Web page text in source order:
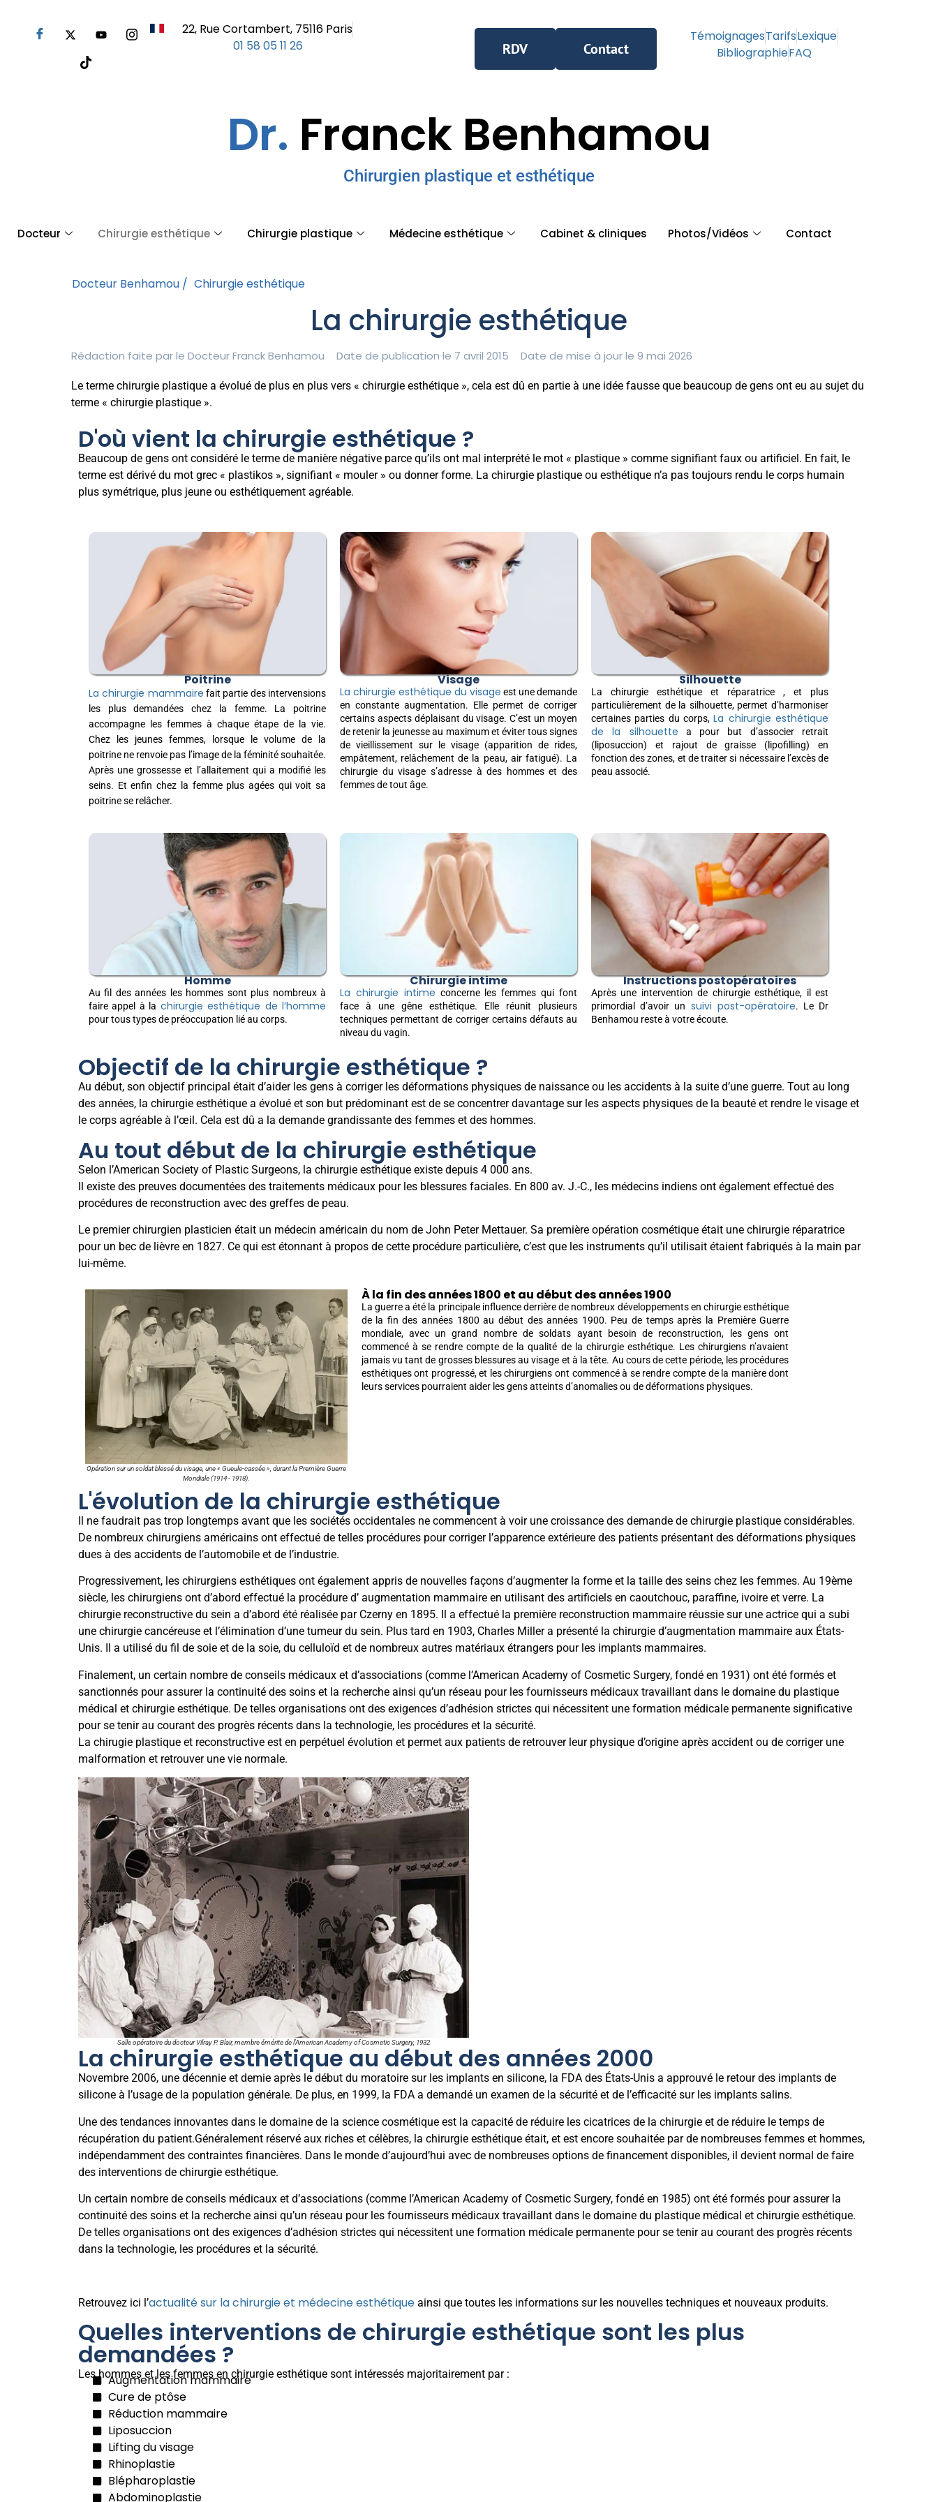
22, Rue Cortambert, 75116 Paris
01 58 05 11 26
RDV Contact
TémoignagesTarifsLexique
BibliographieFAQ
Dr. Franck Benhamou
Chirurgien plastique et esthétique
Docteur Chirurgie esthétique Chirurgie plastique Médecine esthétique Cabinet & cliniques Photos/Vidéos Contact
Docteur Benhamou / Chirurgie esthétique
La chirurgie esthétique
Rédaction faite par le Docteur Franck Benhamou Date de publication le 7 avril 2015 Date de mise à jour le 9 mai 2026
Le terme chirurgie plastique a évolué de plus en plus vers « chirurgie esthétique », cela est dû en partie à une idée fausse que beaucoup de gens ont eu au sujet du
terme « chirurgie plastique ».
D'où vient la chirurgie esthétique ?
Beaucoup de gens ont considéré le terme de manière négative parce qu’ils ont mal interprété le mot « plastique » comme signifiant faux ou artificiel. En fait, le
terme est dérivé du mot grec « plastikos », signifiant « mouler » ou donner forme. La chirurgie plastique ou esthétique n’a pas toujours rendu le corps humain
plus symétrique, plus jeune ou esthétiquement agréable.
Poitrine
La chirurgie mammaire fait partie des intervensions
les plus demandées chez la femme. La poitrine
accompagne les femmes à chaque étape de la vie.
Chez les jeunes femmes, lorsque le volume de la
poitrine ne renvoie pas l’image de la féminité souhaitée.
Après une grossesse et l’allaitement qui a modifié les
seins. Et enfin chez la femme plus agées qui voit sa
poitrine se relâcher.
Visage
La chirurgie esthétique du visage est une demande
en constante augmentation. Elle permet de corriger
certains aspects déplaisant du visage. C’est un moyen
de retenir la jeunesse au maximum et éviter tous signes
de vieillissement sur le visage (apparition de rides,
empâtement, relâchement de la peau, air fatigué). La
chirurgie du visage s’adresse à des hommes et des
femmes de tout âge.
Silhouette
La chirurgie esthétique et réparatrice , et plus
particulièrement de la silhouette, permet d’harmoniser
certaines parties du corps,La chirurgie esthétique
de la silhouette a pour but d’associer retrait
(liposuccion) et rajout de graisse (lipofilling) en
fonction des zones, et de traiter si nécessaire l’excès de
peau associé.
Homme
Au fil des années les hommes sont plus nombreux à
faire appel à la chirurgie esthétique de l’homme
pour tous types de préoccupation lié au corps.
Chirurgie intime
La chirurgie intime concerne les femmes qui font
face à une gêne esthétique. Elle réunit plusieurs
techniques permettant de corriger certains défauts au
niveau du vagin.
Instructions postopératoires
Après une intervention de chirurgie esthétique, il est
primordial d’avoir un suivi post-opératoire. Le Dr
Benhamou reste à votre écoute.
Objectif de la chirurgie esthétique ?
Au début, son objectif principal était d’aider les gens à corriger les déformations physiques de naissance ou les accidents à la suite d’une guerre. Tout au long
des années, la chirurgie esthétique a évolué et son but prédominant est de se concentrer davantage sur les aspects physiques de la beauté et rendre le visage et
le corps agréable à l’œil. Cela est dû a la demande grandissante des femmes et des hommes.
Au tout début de la chirurgie esthétique
Selon l’American Society of Plastic Surgeons, la chirurgie esthétique existe depuis 4 000 ans.
Il existe des preuves documentées des traitements médicaux pour les blessures faciales. En 800 av. J.-C., les médecins indiens ont également effectué des
procédures de reconstruction avec des greffes de peau.
Le premier chirurgien plasticien était un médecin américain du nom de John Peter Mettauer. Sa première opération cosmétique était une chirurgie réparatrice
pour un bec de lièvre en 1827. Ce qui est étonnant à propos de cette procédure particulière, c’est que les instruments qu’il utilisait étaient fabriqués à la main par
lui-même.
Opération sur un soldat blessé du visage, une « Gueule-cassée », durant la Première Guerre
Mondiale (1914 - 1918).
À la fin des années 1800 et au début des années 1900
La guerre a été la principale influence derrière de nombreux développements en chirurgie esthétique
de la fin des années 1800 au début des années 1900. Peu de temps après la Première Guerre
mondiale, avec un grand nombre de soldats ayant besoin de reconstruction, les gens ont
commencé à se rendre compte de la qualité de la chirurgie esthétique. Les chirurgiens n’avaient
jamais vu tant de grosses blessures au visage et à la tête. Au cours de cette période, les procédures
esthétiques ont progressé, et les chirurgiens ont commencé à se rendre compte de la manière dont
leurs services pourraient aider les gens atteints d’anomalies ou de déformations physiques.
L'évolution de la chirurgie esthétique
Il ne faudrait pas trop longtemps avant que les sociétés occidentales ne commencent à voir une croissance des demande de chirurgie plastique considérables.
De nombreux chirurgiens américains ont effectué de telles procédures pour corriger l’apparence extérieure des patients présentant des déformations physiques
dues à des accidents de l’automobile et de l’industrie.
Progressivement, les chirurgiens esthétiques ont également appris de nouvelles façons d’augmenter la forme et la taille des seins chez les femmes. Au 19ème
siècle, les chirurgiens ont d’abord effectué la procédure d’ augmentation mammaire en utilisant des artificiels en caoutchouc, paraffine, ivoire et verre. La
chirurgie reconstructive du sein a d’abord été réalisée par Czerny en 1895. Il a effectué la première reconstruction mammaire réussie sur une actrice qui a subi
une chirurgie cancéreuse et l’élimination d’une tumeur du sein. Plus tard en 1903, Charles Miller a présenté la chirurgie d’augmentation mammaire aux États-
Unis. Il a utilisé du fil de soie et de la soie, du celluloïd et de nombreux autres matériaux étrangers pour les implants mammaires.
Finalement, un certain nombre de conseils médicaux et d’associations (comme l’American Academy of Cosmetic Surgery, fondé en 1931) ont été formés et
sanctionnés pour assurer la continuité des soins et la recherche ainsi qu’un réseau pour les fournisseurs médicaux travaillant dans le domaine du plastique
médical et chirurgie esthétique. De telles organisations ont des exigences d’adhésion strictes qui nécessitent une formation médicale permanente significative
pour se tenir au courant des progrès récents dans la technologie, les procédures et la sécurité.
La chirugie plastique et reconstructive est en perpétuel évolution et permet aux patients de retrouver leur physique d’origine après accident ou de corriger une
malformation et retrouver une vie normale.
Salle opératoire du docteur Vilray P. Blair, membre émérite de l'American Academy of Cosmetic Surgery, 1932
La chirurgie esthétique au début des années 2000
Novembre 2006, une décennie et demie après le début du moratoire sur les implants en silicone, la FDA des États-Unis a approuvé le retour des implants de
silicone à l’usage de la population générale. De plus, en 1999, la FDA a demandé un examen de la sécurité et de l’efficacité sur les implants salins.
Une des tendances innovantes dans le domaine de la science cosmétique est la capacité de réduire les cicatrices de la chirurgie et de réduire le temps de
récupération du patient.Généralement réservé aux riches et célèbres, la chirurgie esthétique était, et est encore souhaitée par de nombreuses femmes et hommes,
indépendamment des contraintes financières. Dans le monde d’aujourd’hui avec de nombreuses options de financement disponibles, il devient normal de faire
des interventions de chirurgie esthétique.
Un certain nombre de conseils médicaux et d’associations (comme l’American Academy of Cosmetic Surgery, fondé en 1985) ont été formés pour assurer la
continuité des soins et la recherche ainsi qu’un réseau pour les fournisseurs médicaux travaillant dans le domaine du plastique médical et chirurgie esthétique.
De telles organisations ont des exigences d’adhésion strictes qui nécessitent une formation médicale permanente pour se tenir au courant des progrès récents
dans la technologie, les procédures et la sécurité.
Retrouvez ici l’actualité sur la chirurgie et médecine esthétique ainsi que toutes les informations sur les nouvelles techniques et nouveaux produits.
Quelles interventions de chirurgie esthétique sont les plus
demandées ?
Les hommes et les femmes en chirurgie esthétique sont intéressés majoritairement par :
Augmentation mammaire
Cure de ptôse
Réduction mammaire
Liposuccion
Lifting du visage
Rhinoplastie
Blépharoplastie
Abdominoplastie